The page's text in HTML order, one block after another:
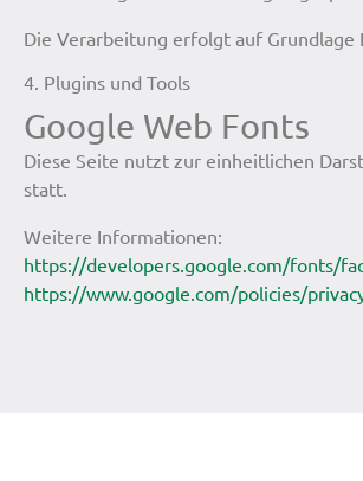
Die Verarbeitung erfolgt auf
4. Plugins und Tools
Google Web Fonts
Diese Seite nutzt zur einheitlichen
statt.
Weitere Informationen:
https://developers.google.com/fonts/
https://www.google.com/policies/